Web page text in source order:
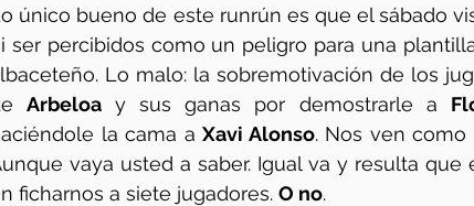
único bueno de este runrún es que el sábado
ser percibidos como un peligro para una
Lo malo: la sobremotivación de los
Arbeloa y sus ganas por demostrarle a
la cama a Xavi Alonso. Nos ven como
vaya usted a saber. Igual va y resulta
ficharnos a siete jugadores. O no.